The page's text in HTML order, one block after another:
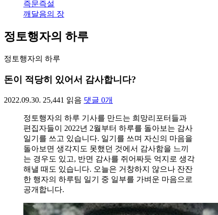
즉문즉설
깨달음의 장
정토행자의 하루
정토행자의 하루
돈이 적당히 있어서 감사합니다?
2022.09.30. 25,441 읽음 댓글 0개
정토행자의 하루 기사를 만드는 희망리포터들과
편집자들이 2022년 2월부터 하루를 돌아보는 감사
일기를 쓰고 있습니다. 일기를 쓰며 자신의 마음을
돌아보면 생각지도 못했던 것에서 감사함을 느끼
는 경우도 있고, 반면 감사를 쥐어짜듯 억지로 생각
해낼 때도 있습니다. 오늘은 거창하지 않으나 잔잔
한 행자의 하루팀 일기 중 일부를 가벼운 마음으로
공개합니다.